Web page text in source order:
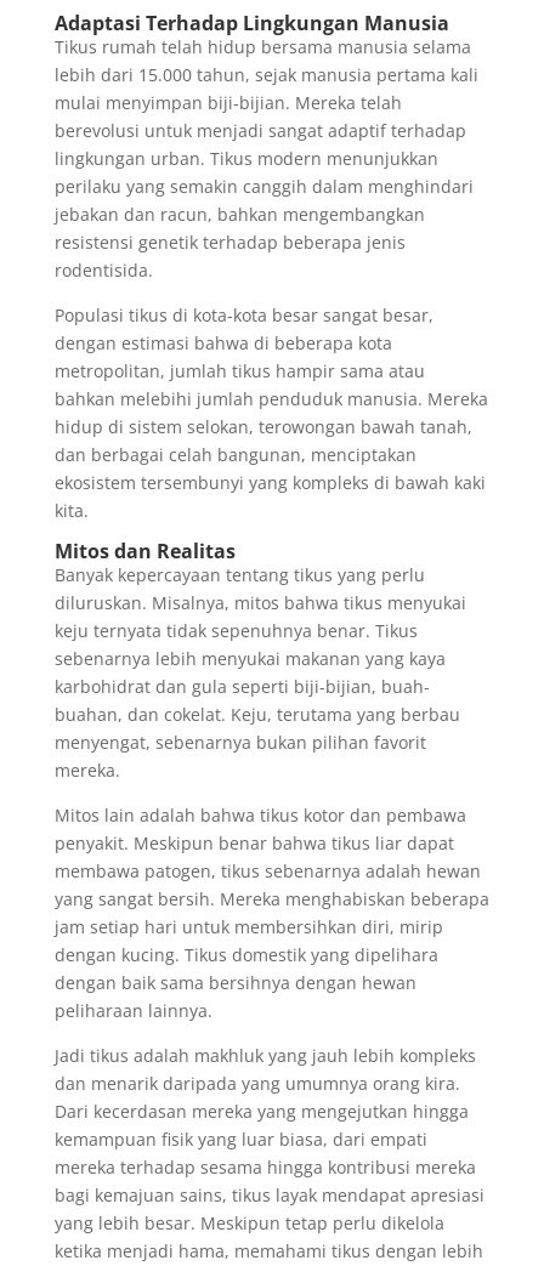
Adaptasi Terhadap Lingkungan Manusia
Tikus rumah telah hidup bersama manusia selama
lebih dari 15.000 tahun, sejak manusia pertama kali
mulai menyimpan biji-bijian. Mereka telah
berevolusi untuk menjadi sangat adaptif terhadap
lingkungan urban. Tikus modern menunjukkan
perilaku yang semakin canggih dalam menghindari
jebakan dan racun, bahkan mengembangkan
resistensi genetik terhadap beberapa jenis
rodentisida.
Populasi tikus di kota-kota besar sangat besar,
dengan estimasi bahwa di beberapa kota
metropolitan, jumlah tikus hampir sama atau
bahkan melebihi jumlah penduduk manusia. Mereka
hidup di sistem selokan, terowongan bawah tanah,
dan berbagai celah bangunan, menciptakan
ekosistem tersembunyi yang kompleks di bawah kaki
kita.
Mitos dan Realitas
Banyak kepercayaan tentang tikus yang perlu
diluruskan. Misalnya, mitos bahwa tikus menyukai
keju ternyata tidak sepenuhnya benar. Tikus
sebenarnya lebih menyukai makanan yang kaya
karbohidrat dan gula seperti biji-bijian, buah-
buahan, dan cokelat. Keju, terutama yang berbau
menyengat, sebenarnya bukan pilihan favorit
mereka.
Mitos lain adalah bahwa tikus kotor dan pembawa
penyakit. Meskipun benar bahwa tikus liar dapat
membawa patogen, tikus sebenarnya adalah hewan
yang sangat bersih. Mereka menghabiskan beberapa
jam setiap hari untuk membersihkan diri, mirip
dengan kucing. Tikus domestik yang dipelihara
dengan baik sama bersihnya dengan hewan
peliharaan lainnya.
Jadi tikus adalah makhluk yang jauh lebih kompleks
dan menarik daripada yang umumnya orang kira.
Dari kecerdasan mereka yang mengejutkan hingga
kemampuan fisik yang luar biasa, dari empati
mereka terhadap sesama hingga kontribusi mereka
bagi kemajuan sains, tikus layak mendapat apresiasi
yang lebih besar. Meskipun tetap perlu dikelola
ketika menjadi hama, memahami tikus dengan lebih